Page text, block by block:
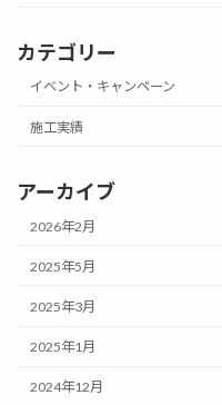
カテゴリー
イベント・キャンペーン
施工実績
アーカイブ
2026年2月
2025年5月
2025年3月
2025年1月
2024年12月